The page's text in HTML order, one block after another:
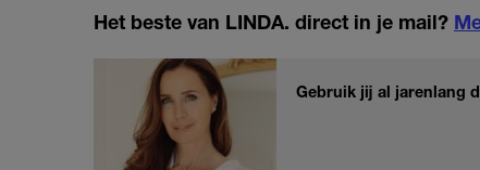
Het beste van LINDA. direct in je mail?
Gebruik jij al jarenlang